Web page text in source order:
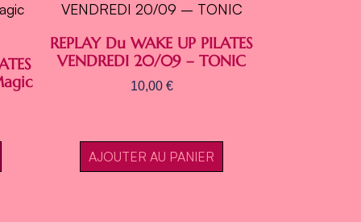
REPLAY Du WAKE UP PILATES
VENDREDI 20/09 – TONIC
10,00 €
AJOUTER AU PANIER